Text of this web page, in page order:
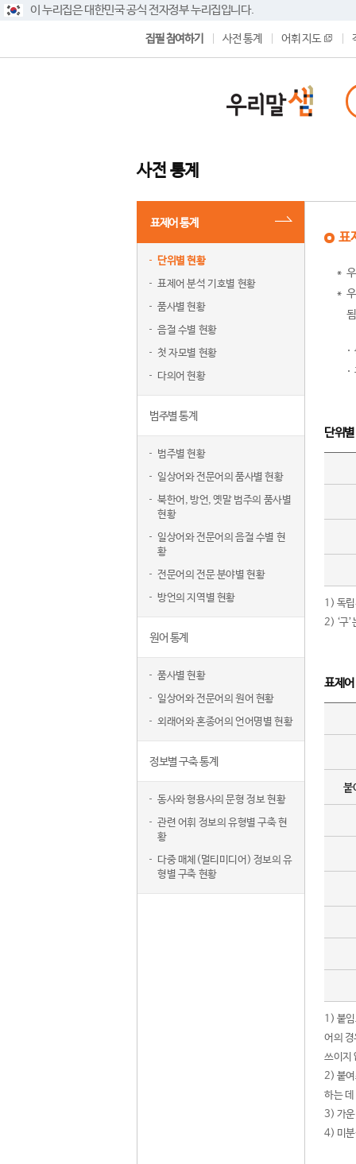
이 누리집은 대한민국 공식 전자정부 누리집입니다.
집필 참여하기 사전 통계 어휘 지도
사전 통계
표제어 통계
단위별 현황
표제어 분석 기호별 현황
품사별 현황
음절 수별 현황
첫 자모별 현황
다의어 현황
범주별 통계
범주별 현황
일상어와 전문어의 품사별 현황
북한어, 방언, 옛말 범주의 품사별
현황
일상어와 전문어의 음절 수별 현
황
전문어의 전문 분야별 현황
방언의 지역별 현황
원어 통계
품사별 현황
일상어와 전문어의 원어 현황
외래어와 혼종어의 언어명별 현황
정보별 구축 통계
동사와 형용사의 문형 정보 현황
관련 어휘 정보의 유형별 구축 현
황
다중 매체(멀티미디어) 정보의 유
형별 구축 현황
표
단위
1) 독립
2) ‘구
표제
붙
1) 붙
어의
쓰이지
2) 붙여
하는
3) 가운
4) 미분